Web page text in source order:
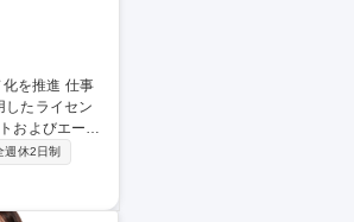
したライセン
週休2日制